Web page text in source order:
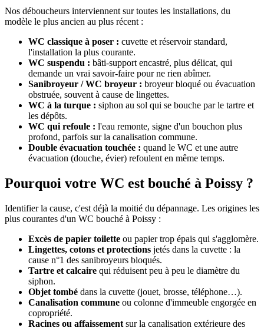
Nos déboucheurs interviennent sur toutes les installations, du
modèle le plus ancien au plus récent :
WC classique à poser : cuvette et réservoir standard,
l'installation la plus courante.
WC suspendu : bâti-support encastré, plus délicat, qui
demande un vrai savoir-faire pour ne rien abîmer.
Sanibroyeur / WC broyeur : broyeur bloqué ou évacuation
obstruée, souvent à cause de lingettes.
WC à la turque : siphon au sol qui se bouche par le tartre et
les dépôts.
WC qui refoule : l'eau remonte, signe d'un bouchon plus
profond, parfois sur la canalisation commune.
Double évacuation touchée : quand le WC et une autre
évacuation (douche, évier) refoulent en même temps.
Pourquoi votre WC est bouché à Poissy ?
Identifier la cause, c'est déjà la moitié du dépannage. Les origines les
plus courantes d'un WC bouché à Poissy :
Excès de papier toilette ou papier trop épais qui s'agglomère.
Lingettes, cotons et protections jetés dans la cuvette : la
cause n°1 des sanibroyeurs bloqués.
Tartre et calcaire qui réduisent peu à peu le diamètre du
siphon.
Objet tombé dans la cuvette (jouet, brosse, téléphone…).
Canalisation commune ou colonne d'immeuble engorgée en
copropriété.
Racines ou affaissement sur la canalisation extérieure des